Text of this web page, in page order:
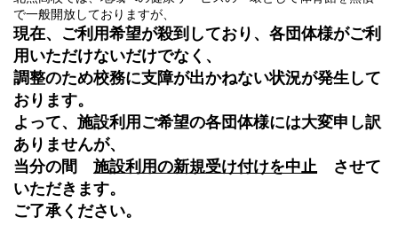
で一般開放しておりますが、
現在、ご利用希望が殺到しており、各団体様がご利
用いただけないだけでなく、
調整のため校務に支障が出かねない状況が発生して
おります。
よって、施設利用ご希望の各団体様には大変申し訳
ありませんが、
当分の間 施設利用の新規受け付けを中止 させて
いただきます。
ご了承ください。